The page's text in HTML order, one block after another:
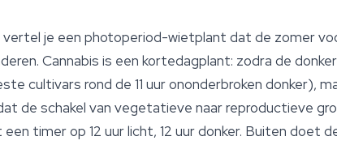
vertel je een photoperiod-wietplant dat de zomer
Cannabis is een kortedagplant: zodra de
cultivars rond de 11 uur ononderbroken donker),
de schakel van vegetatieve naar reproductieve
timer op 12 uur licht, 12 uur donker. Buiten doet